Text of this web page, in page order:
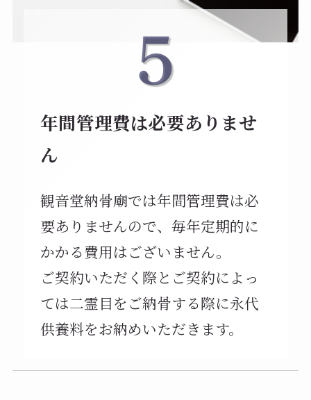
年間管理費は必要ありませ
ん
観音堂納骨廟では年間管理費は必
要ありませんので、毎年定期的に
かかる費用はございません。
ご契約いただく際とご契約によっ
ては二霊目をご納骨する際に永代
供養料をお納めいただきます。